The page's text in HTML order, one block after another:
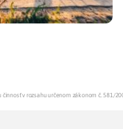
v rozsahu určenom zákonom č.